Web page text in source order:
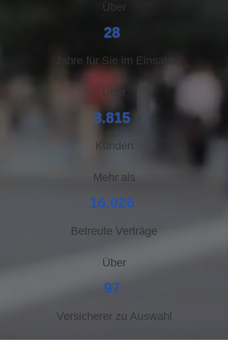
Über
34
Jahre für Sie im Einsatz
Über
4.713
Kunden
Mehr als
19.797
Betreute Verträge
Über
119
Versicherer zu Auswahl